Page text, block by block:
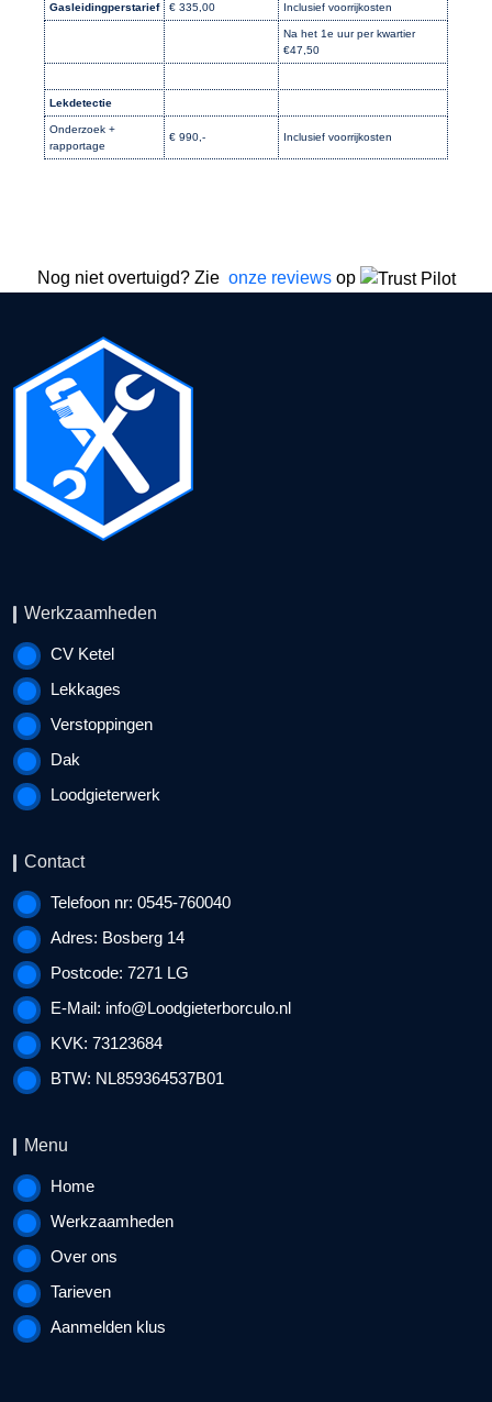
Gasleidingperstarief € 335,00 Inclusief voorrijkosten
Na het 1e uur per kwartier
€47,50
Lekdetectie
Onderzoek +
rapportage
€ 990,- Inclusief voorrijkosten
Nog niet overtuigd? Zie onze reviewsop
Werkzaamheden
CV Ketel
Lekkages
Verstoppingen
Dak
Loodgieterwerk
Contact
Telefoon nr: 0545-760040
Adres: Bosberg 14
Postcode: 7271 LG
E-Mail: info@Loodgieterborculo.nl
KVK: 73123684
BTW: NL859364537B01
Menu
Home
Werkzaamheden
Over ons
Tarieven
Aanmelden klus